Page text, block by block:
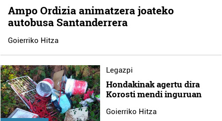
Ampo Ordizia animatzera joateko
autobusa Santanderrera
Goierriko Hitza
Legazpi
Hondakinak agertu dira
Korosti mendi inguruan
Goierriko Hitza